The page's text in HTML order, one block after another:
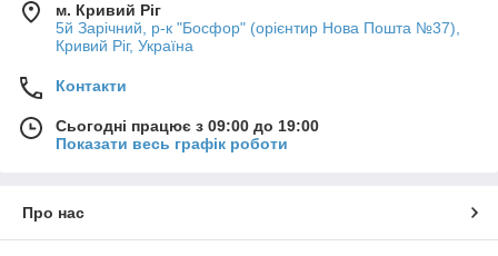
м. Кривий Ріг
5й Зарічний, р-к "Босфор" (орієнтир Нова Пошта №37),
Кривий Ріг, Україна
Контакти
Сьогодні працює з 09:00 до 19:00
Показати весь графік роботи
Про нас